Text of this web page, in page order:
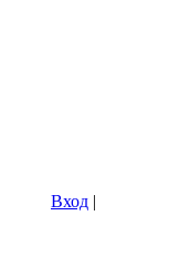
Вход |